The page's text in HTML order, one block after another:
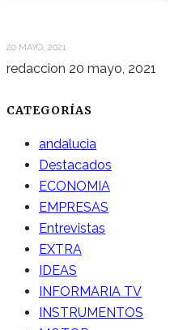
20 MAYO, 2021
redaccion 20 mayo, 2021
CATEGORÍAS
andalucia
Destacados
ECONOMIA
EMPRESAS
Entrevistas
EXTRA
IDEAS
INFORMARIA TV
INSTRUMENTOS